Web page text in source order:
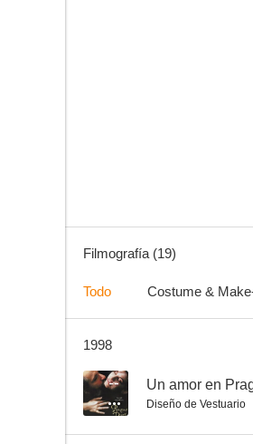
Kouzelné dobrodruzství
Filmografía (19)
Todo Costume &
1998
-- Un amor en
Diseño de Vestuario